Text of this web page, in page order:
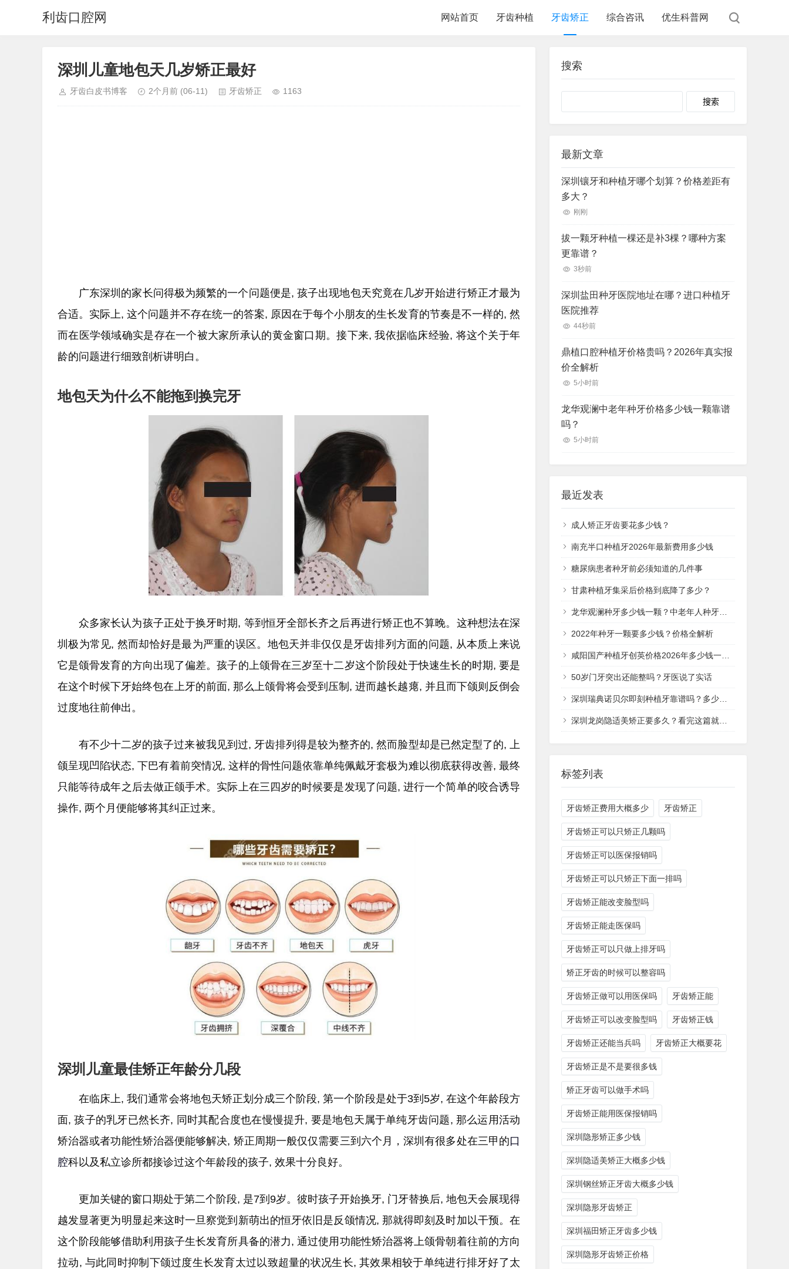
利齿口腔网 网站首页 牙齿种植 牙齿矫正 综合咨讯 优生科普网
深圳儿童地包天几岁矫正最好
牙齿白皮书博客 2个月前 (06-11) 牙齿矫正 1163
广东深圳的家长问得极为频繁的一个问题便是, 孩子出现地包天究竟在几岁开始进行矫正才最为
合适。实际上, 这个问题并不存在统一的答案, 原因在于每个小朋友的生长发育的节奏是不一样的, 然
而在医学领域确实是存在一个被大家所承认的黄金窗口期。接下来, 我依据临床经验, 将这个关于年
龄的问题进行细致剖析讲明白。
地包天为什么不能拖到换完牙
众多家长认为孩子正处于换牙时期, 等到恒牙全部长齐之后再进行矫正也不算晚。这种想法在深
圳极为常见, 然而却恰好是最为严重的误区。地包天并非仅仅是牙齿排列方面的问题, 从本质上来说
它是颌骨发育的方向出现了偏差。孩子的上颌骨在三岁至十二岁这个阶段处于快速生长的时期, 要是
在这个时候下牙始终包在上牙的前面, 那么上颌骨将会受到压制, 进而越长越瘪, 并且而下颌则反倒会
过度地往前伸出。
有不少十二岁的孩子过来被我见到过, 牙齿排列得是较为整齐的, 然而脸型却是已然定型了的, 上
颌呈现凹陷状态, 下巴有着前突情况, 这样的骨性问题依靠单纯佩戴牙套极为难以彻底获得改善, 最终
只能等待成年之后去做正颌手术。实际上在三四岁的时候要是发现了问题, 进行一个简单的咬合诱导
操作, 两个月便能够将其纠正过来。
深圳儿童最佳矫正年龄分几段
在临床上, 我们通常会将地包天矫正划分成三个阶段, 第一个阶段是处于3到5岁, 在这个年龄段方
面, 孩子的乳牙已然长齐, 同时其配合度也在慢慢提升, 要是地包天属于单纯牙齿问题, 那么运用活动
矫治器或者功能性矫治器便能够解决, 矫正周期一般仅仅需要三到六个月，深圳有很多处在三甲的口
腔科以及私立诊所都接诊过这个年龄段的孩子, 效果十分良好。
更加关键的窗口期处于第二个阶段, 是7到9岁。彼时孩子开始换牙, 门牙替换后, 地包天会展现得
越发显著更为明显起来这时一旦察觉到新萌出的恒牙依旧是反颌情况, 那就得即刻及时加以干预。在
这个阶段能够借助利用孩子生长发育所具备的潜力, 通过使用功能性矫治器将上颌骨朝着往前的方向
拉动, 与此同时抑制下颌过度生长发育太过以致超量的状况生长, 其效果相较于单纯进行排牙好了太
搜索
Search
最新文章
深圳镶牙和种植牙哪个划算？价格差距有
多大？
刚刚
拔一颗牙种植一棵还是补3棵？哪种方案
更靠谱？
3秒前
深圳盐田种牙医院地址在哪？进口种植牙
医院推荐
44秒前
鼎植口腔种植牙价格贵吗？2026年真实报
价全解析
5小时前
龙华观澜中老年种牙价格多少钱一颗靠谱
吗？
5小时前
最近发表
成人矫正牙齿要花多少钱？
南充半口种植牙2026年最新费用多少钱
糖尿病患者种牙前必须知道的几件事
甘肃种植牙集采后价格到底降了多少？
龙华观澜种牙多少钱一颗？中老年人种牙价格全解析
2022年种牙一颗要多少钱？价格全解析
咸阳国产种植牙创英价格2026年多少钱一颗？
50岁门牙突出还能整吗？牙医说了实话
深圳瑞典诺贝尔即刻种植牙靠谱吗？多少钱一次？
深圳龙岗隐适美矫正要多久？看完这篇就清楚了
标签列表
牙齿矫正费用大概多少 牙齿矫正
牙齿矫正可以只矫正几颗吗
牙齿矫正可以医保报销吗
牙齿矫正可以只矫正下面一排吗
牙齿矫正能改变脸型吗
牙齿矫正能走医保吗
牙齿矫正可以只做上排牙吗
矫正牙齿的时候可以整容吗
牙齿矫正做可以用医保吗 牙齿矫正能
牙齿矫正可以改变脸型吗 牙齿矫正钱
牙齿矫正还能当兵吗 牙齿矫正大概要花
牙齿矫正是不是要很多钱
矫正牙齿可以做手术吗
牙齿矫正能用医保报销吗
深圳隐形矫正多少钱
深圳隐适美矫正大概多少钱
深圳钢丝矫正牙齿大概多少钱
深圳隐形牙齿矫正
深圳福田矫正牙齿多少钱
深圳隐形牙齿矫正价格